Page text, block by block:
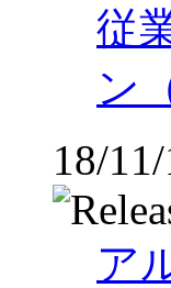
従
ン
18/
ア